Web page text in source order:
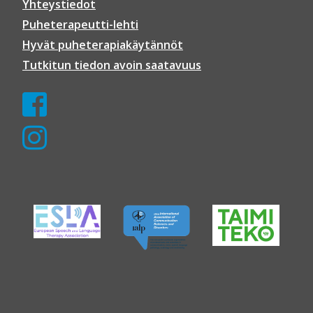
Yhteystiedot
Puheterapeutti-lehti
Hyvät puheterapiakäytännöt
Tutkitun tiedon avoin saatavuus